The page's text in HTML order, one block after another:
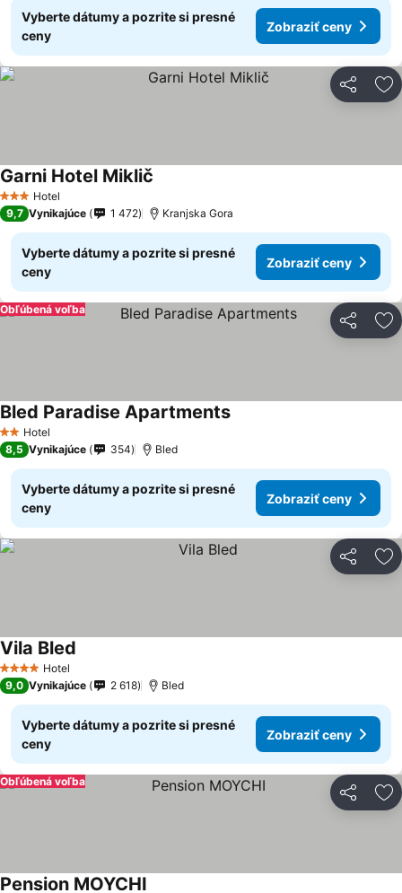
Vyberte dátumy a pozrite si presné
ceny
Zobraziť ceny
Zdieľať
3 Počet hviezdičiek
Hotel
Garni Hotel Miklič
9,7 Vynikajúce 1 472 Kranjska Gora
Vyberte dátumy a pozrite si presné
ceny
Zobraziť ceny
Zdieľať
Obľúbená voľba
2 Počet hviezdičiek
Hotel
Bled Paradise Apartments
8,5 Vynikajúce 354 Bled
Vyberte dátumy a pozrite si presné
ceny
Zobraziť ceny
Zdieľať
4 Počet hviezdičiek
Hotel
Vila Bled
9,0 Vynikajúce 2 618 Bled
Vyberte dátumy a pozrite si presné
ceny
Zobraziť ceny
Zdieľať
Obľúbená voľba
Pension MOYCHI